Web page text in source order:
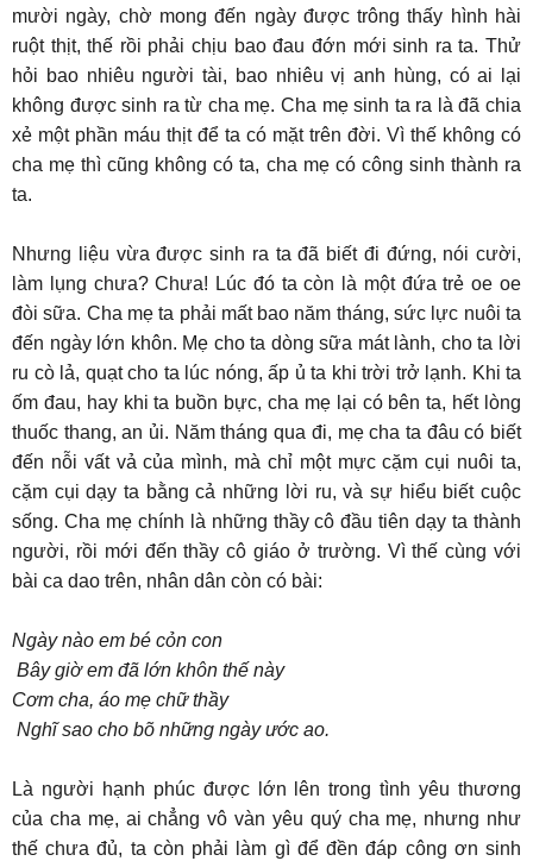
mười ngày, chờ mong đến ngày được trông thấy hình hài
ruột thịt, thế rồi phải chịu bao đau đớn mới sinh ra ta. Thử
hỏi bao nhiêu người tài, bao nhiêu vị anh hùng, có ai lại
không được sinh ra từ cha mẹ. Cha mẹ sinh ta ra là đã chia
xẻ một phần máu thịt để ta có mặt trên đời. Vì thế không có
cha mẹ thì cũng không có ta, cha mẹ có công sinh thành ra
ta.
Nhưng liệu vừa được sinh ra ta đã biết đi đứng, nói cười,
làm lụng chưa? Chưa! Lúc đó ta còn là một đứa trẻ oe oe
đòi sữa. Cha mẹ ta phải mất bao năm tháng, sức lực nuôi ta
đến ngày lớn khôn. Mẹ cho ta dòng sữa mát lành, cho ta lời
ru cò lả, quạt cho ta lúc nóng, ấp ủ ta khi trời trở lạnh. Khi ta
ốm đau, hay khi ta buồn bực, cha mẹ lại có bên ta, hết lòng
thuốc thang, an ủi. Năm tháng qua đi, mẹ cha ta đâu có biết
đến nỗi vất vả của mình, mà chỉ một mực cặm cụi nuôi ta,
cặm cụi dạy ta bằng cả những lời ru, và sự hiểu biết cuộc
sống. Cha mẹ chính là những thầy cô đầu tiên dạy ta thành
người, rồi mới đến thầy cô giáo ở trường. Vì thế cùng với
bài ca dao trên, nhân dân còn có bài:
Ngày nào em bé cỏn con
Bây giờ em đã lớn khôn thế này
Cơm cha, áo mẹ chữ thầy
Nghĩ sao cho bõ những ngày ước ao.
Là người hạnh phúc được lớn lên trong tình yêu thương
của cha mẹ, ai chẳng vô vàn yêu quý cha mẹ, nhưng như
thế chưa đủ, ta còn phải làm gì để đền đáp công ơn sinh